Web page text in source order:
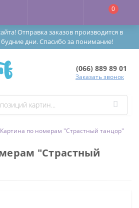
Отправка заказов производится в
дни. Спасибо за понимание!
0
(066) 889 89 01
Заказать звонок
Картина по номерам "Страстный танцор"
"Страстный